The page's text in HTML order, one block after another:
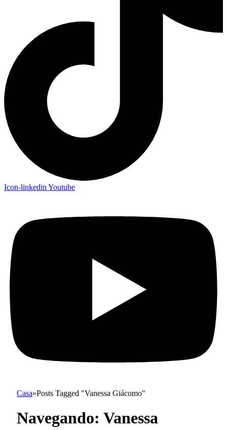
Icon-linkedin Youtube
Casa»Posts Tagged "Vanessa Giácomo"
Navegando: Vanessa